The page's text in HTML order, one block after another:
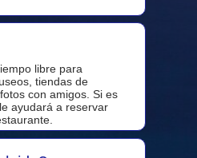
libre para
tiendas de
con amigos. Si es
ayudará a reservar